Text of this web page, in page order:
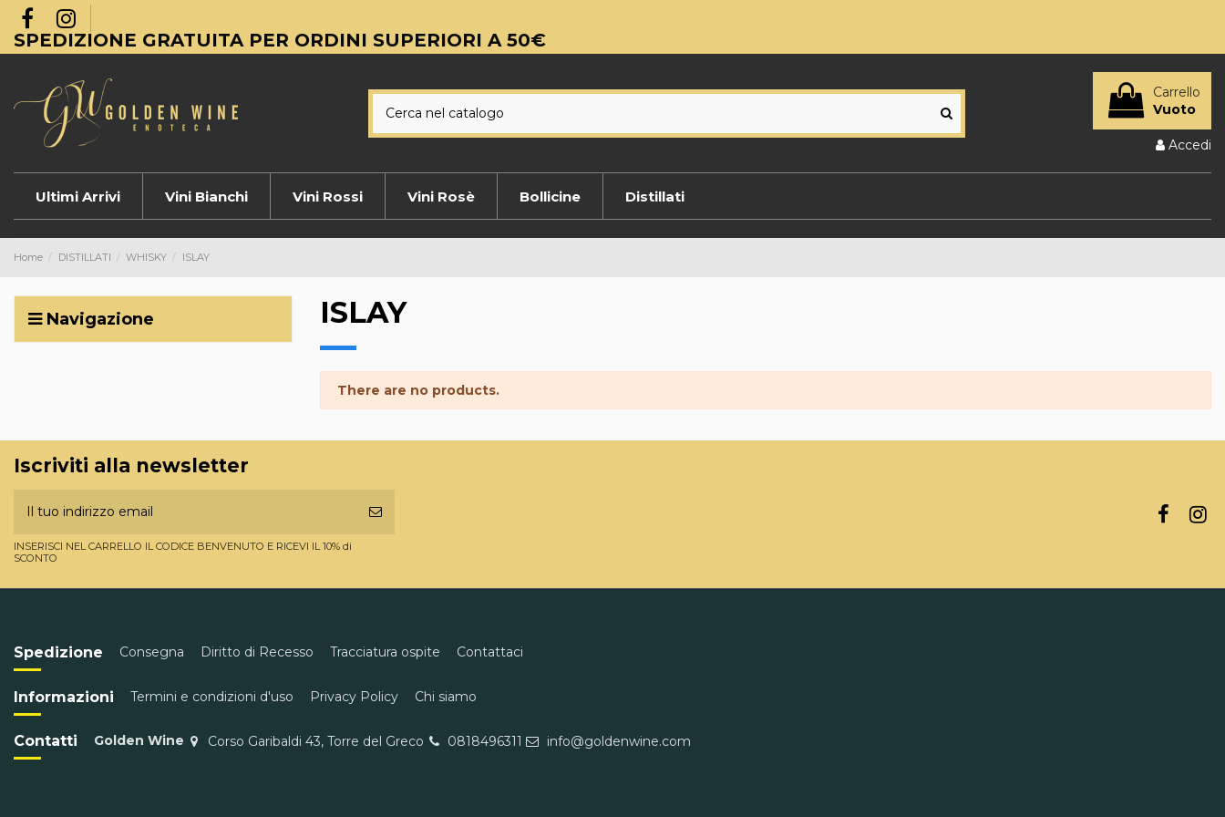
SPEDIZIONE GRATUITA PER ORDINI SUPERIORI A 50€
Carrello
Vuoto
Accedi
Ultimi Arrivi Vini Bianchi Vini Rossi Vini Rosè Bollicine Distillati
Home DISTILLATI WHISKY ISLAY
ISLAY
There are no products.
Navigazione
Iscriviti alla newsletter
INSERISCI NEL CARRELLO IL CODICE BENVENUTO E RICEVI IL 10% di
SCONTO
Spedizione Consegna Diritto di Recesso Tracciatura ospite Contattaci
Informazioni Termini e condizioni d'uso Privacy Policy Chi siamo
Contatti Golden Wine Corso Garibaldi 43, Torre del Greco 0818496311 info@goldenwine.com